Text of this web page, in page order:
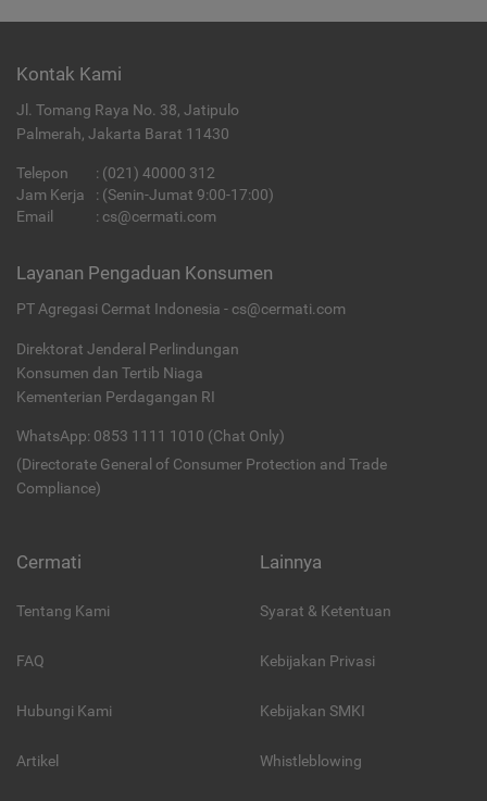
Kontak Kami
Jl. Tomang Raya No. 38, Jatipulo
Palmerah, Jakarta Barat 11430
Telepon : (021) 40000 312
Jam Kerja
: (Senin-Jumat 9:00-17:00)
Email
: cs@cermati.com
Layanan Pengaduan Konsumen
PT Agregasi Cermat Indonesia - cs@cermati.com
Direktorat Jenderal Perlindungan
Konsumen dan Tertib Niaga
Kementerian Perdagangan RI
WhatsApp: 0853 1111 1010 (Chat Only)
(Directorate General of Consumer Protection and Trade
Compliance)
Cermati
Tentang Kami
FAQ
Hubungi Kami
Artikel
Lainnya
Syarat & Ketentuan
Kebijakan Privasi
Kebijakan SMKI
Whistleblowing